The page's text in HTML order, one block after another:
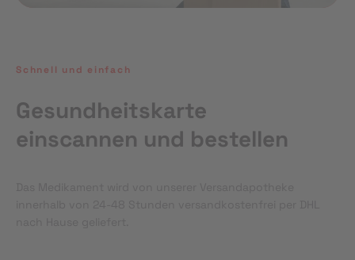
Schnell und einfach
Gesundheitskarte
einscannen und bestellen